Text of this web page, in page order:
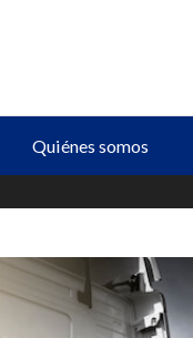
Quiénes somos